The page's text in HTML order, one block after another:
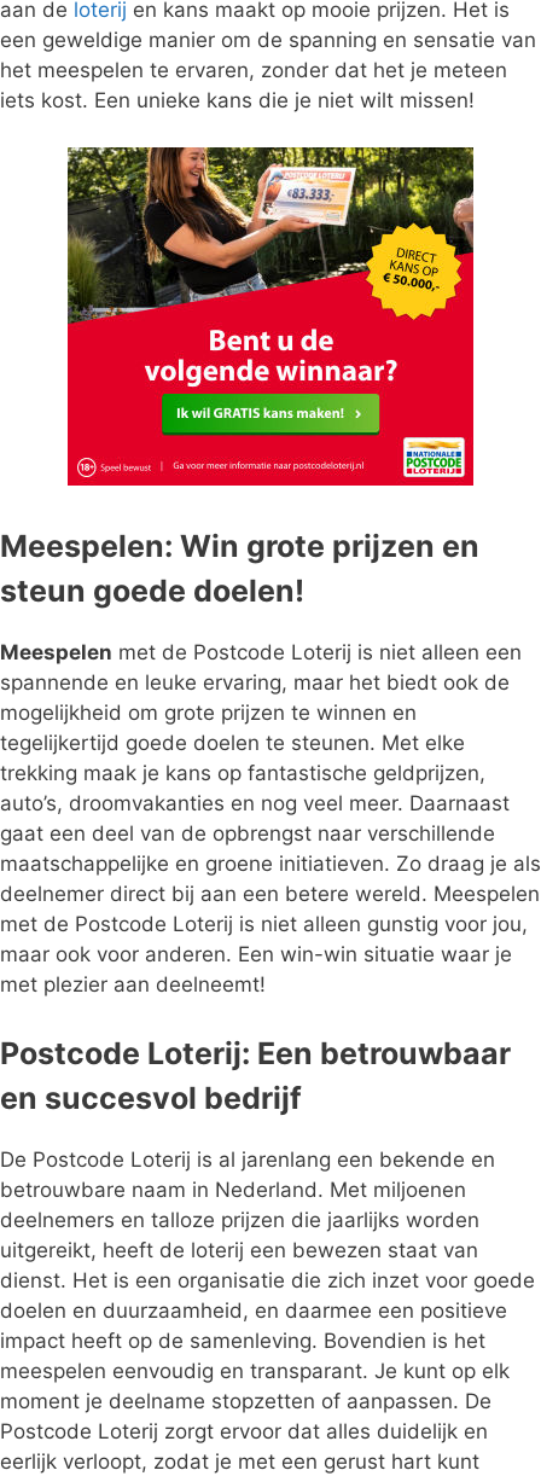
aan de loterij en kans maakt op mooie prijzen. Het is
een geweldige manier om de spanning en sensatie van
het meespelen te ervaren, zonder dat het je meteen
iets kost. Een unieke kans die je niet wilt missen!
Meespelen: Win grote prijzen en
steun goede doelen!
Meespelen met de Postcode Loterij is niet alleen een
spannende en leuke ervaring, maar het biedt ook de
mogelijkheid om grote prijzen te winnen en
tegelijkertijd goede doelen te steunen. Met elke
trekking maak je kans op fantastische geldprijzen,
auto’s, droomvakanties en nog veel meer. Daarnaast
gaat een deel van de opbrengst naar verschillende
maatschappelijke en groene initiatieven. Zo draag je als
deelnemer direct bij aan een betere wereld. Meespelen
met de Postcode Loterij is niet alleen gunstig voor jou,
maar ook voor anderen. Een win-win situatie waar je
met plezier aan deelneemt!
Postcode Loterij: Een betrouwbaar
en succesvol bedrijf
De Postcode Loterij is al jarenlang een bekende en
betrouwbare naam in Nederland. Met miljoenen
deelnemers en talloze prijzen die jaarlijks worden
uitgereikt, heeft de loterij een bewezen staat van
dienst. Het is een organisatie die zich inzet voor goede
doelen en duurzaamheid, en daarmee een positieve
impact heeft op de samenleving. Bovendien is het
meespelen eenvoudig en transparant. Je kunt op elk
moment je deelname stopzetten of aanpassen. De
Postcode Loterij zorgt ervoor dat alles duidelijk en
eerlijk verloopt, zodat je met een gerust hart kunt